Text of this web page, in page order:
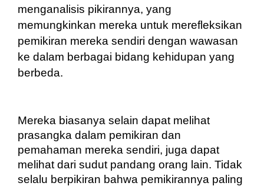
menganalisis pikirannya, yang
memungkinkan mereka untuk merefleksikan
pemikiran mereka sendiri dengan wawasan
ke dalam berbagai bidang kehidupan yang
berbeda.
Mereka biasanya selain dapat melihat
prasangka dalam pemikiran dan
pemahaman mereka sendiri, juga dapat
melihat dari sudut pandang orang lain. Tidak
selalu berpikiran bahwa pemikirannya paling